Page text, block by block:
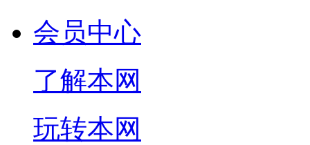
会员中心
了解本网
玩转本网